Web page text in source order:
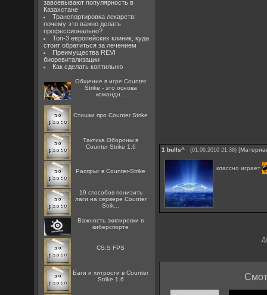
завоевывают популярность в
Казахстане
Транспортировка лекарств:
почему это важно делать
профессионально?
Топ-3 европейских клиник, куда
стоит обратиться за лечением
Преимущества REVI
биоревитализации
Как сделать коптильню
Общение в игре Counter
Strike - это основа
командн...
Стишки про Counter Strike
Тактика Обороны в
Counter Strike 1.6
Распрыг в Counter-Strike
19 способов понизить
лаги на сервере Counter
Strik...
Важность экипировки в
киберспорте
CS:S FPS
Баги и хитрости в Counter
Strike 1.6
1 bulls^ (01.06.2010 21:38) [
классно играет